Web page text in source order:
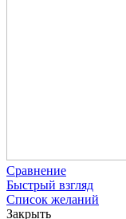
Сравнение
Быстрый взгляд
Список желаний
Закрыть